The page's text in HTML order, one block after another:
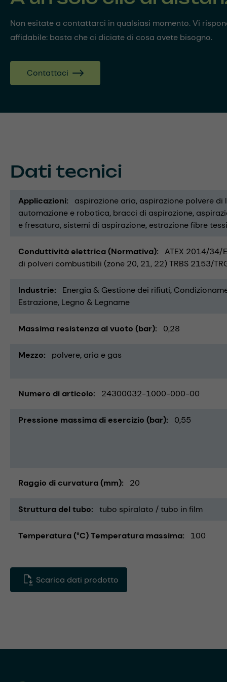
Non esitate a contattarci in qualsiasi momento. Vi
affidabile: basta che ci diciate di cosa avete bisogno.
Contattaci
Dati tecnici
Applicazioni aspirazione aria aspirazione polvere di
automazione e robotica bracci di aspirazione
e fresatura sistemi di aspirazione estrazione fibre
Conduttività elettrica (Normativa)
ATEX 2014/34/
di polveri combustibili (zone 20, 21, 22) TRBS 2153/
Industrie Energia & Gestione dei rifiuti
Estrazione Legno & Legname
Massima resistenza al vuoto (bar) 0,28
Mezzo polvere aria e gas
Numero di articolo 24300032-1000-000-00
Pressione massima di esercizio (bar) 0,55
Raggio di curvatura (mm) 20
Struttura del tubo tubo spiralato / tubo in film
Temperatura (°C) Temperatura massima 100
Scarica dati prodotto